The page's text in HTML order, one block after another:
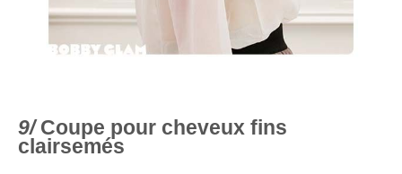
Coupe pour cheveux fins
clairsemés